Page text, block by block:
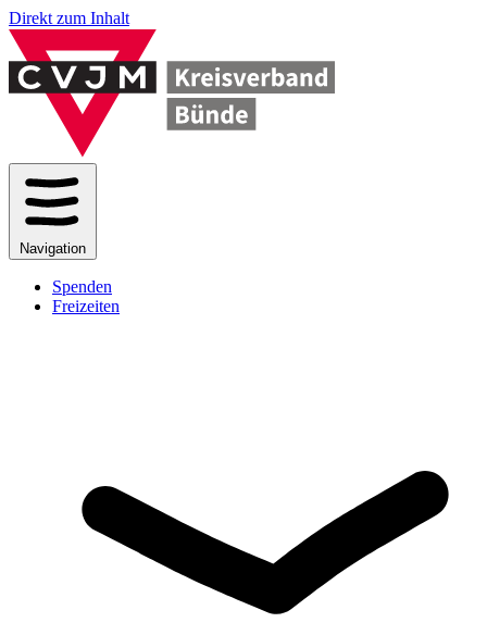
Direkt zum Inhalt
Navigation
Spenden
Freizeiten